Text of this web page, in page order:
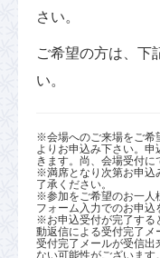
さい。
ご希望の方は、下
い。
※会場へのご来場をご希
よりお申込み下さい。
きます。尚、会場受付に
※満席となり次第お申込
了承ください。
※参加をご希望のお一人
フォーム入力でのお申込
※お申込受付が完了する
動返信による受付完了メ
受付完了メールが受信
ない可能性がございます